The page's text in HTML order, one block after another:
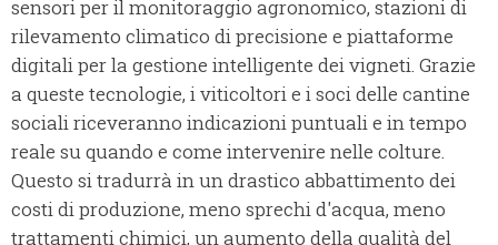
sensori per il monitoraggio agronomico, stazioni di
rilevamento climatico di precisione e piattaforme
digitali per la gestione intelligente dei vigneti. Grazie
a queste tecnologie, i viticoltori e i soci delle cantine
sociali riceveranno indicazioni puntuali e in tempo
reale su quando e come intervenire nelle colture.
Questo si tradurrà in un drastico abbattimento dei
costi di produzione, meno sprechi d'acqua, meno
trattamenti chimici, un aumento della qualità del